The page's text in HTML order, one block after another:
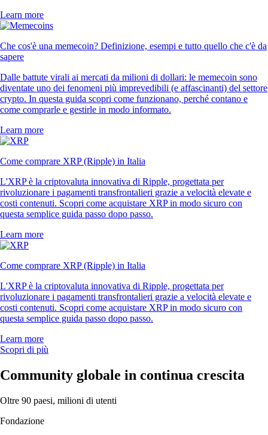
Learn more
Che cos'è una memecoin? Definizione, esempi e tutto quello che c'è da
sapere
Dalle battute virali ai mercati da milioni di dollari: le memecoin sono
diventate uno dei fenomeni più imprevedibili (e affascinanti) del settore
crypto. In questa guida scopri come funzionano, perché contano e
come comprarle e gestirle in modo informato.
Learn more
Come comprare XRP (Ripple) in Italia
L'XRP è la criptovaluta innovativa di Ripple, progettata per
rivoluzionare i pagamenti transfrontalieri grazie a velocità elevate e
costi contenuti. Scopri come acquistare XRP in modo sicuro con
questa semplice guida passo dopo passo.
Learn more
Come comprare XRP (Ripple) in Italia
L'XRP è la criptovaluta innovativa di Ripple, progettata per
rivoluzionare i pagamenti transfrontalieri grazie a velocità elevate e
costi contenuti. Scopri come acquistare XRP in modo sicuro con
questa semplice guida passo dopo passo.
Learn more
Scopri di più
Community globale in continua crescita
Oltre 90 paesi, milioni di utenti
Fondazione